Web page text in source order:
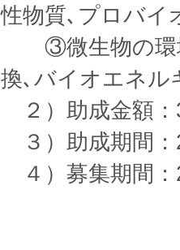
性物質､プロバイ
③微生物の環境
換､バイオエネル
２）助成金額：
３）助成期間：
４）募集期間：